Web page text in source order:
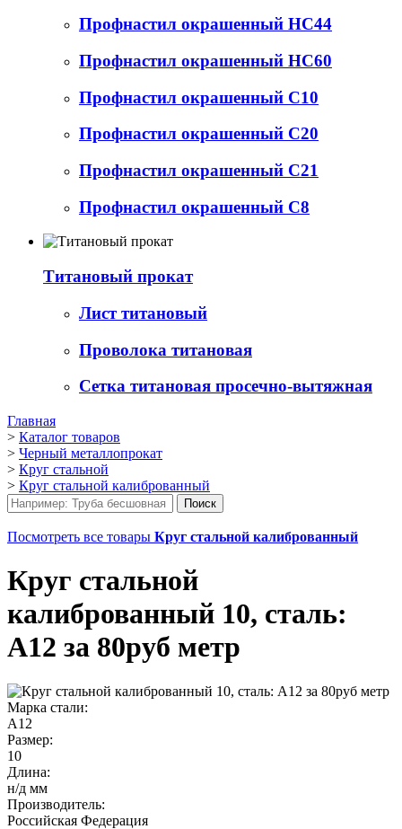
Профнастил окрашенный НС44
Профнастил окрашенный НС60
Профнастил окрашенный С10
Профнастил окрашенный С20
Профнастил окрашенный С21
Профнастил окрашенный С8
Титановый прокат
Лист титановый
Проволока титановая
Сетка титановая просечно-вытяжная
Главная
> Каталог товаров
> Черный металлопрокат
> Круг стальной
> Круг стальной калиброванный
Посмотреть все товары Круг стальной калиброванный
Круг стальной
калиброванный 10, сталь:
А12 за 80руб метр
Марка стали:
А12
Размер:
10
Длина:
н/д мм
Производитель:
Российская Федерация